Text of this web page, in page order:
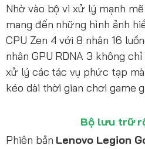
Nhờ vào bộ vi xử lý mạnh mẽ
mang đến những hình ảnh
CPU Zen 4 với 8 nhân 16
nhân GPU RDNA 3 không
xử lý các tác vụ phức tạp
kéo dài thời gian chơi game
Bộ lưu trữ
Phiên bản Lenovo Legion